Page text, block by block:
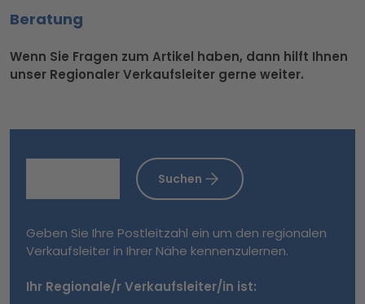
Beratung
Wenn Sie Fragen zum Artikel haben, dann hilft Ihnen
unser Regionaler Verkaufsleiter gerne weiter.
Suchen
Geben Sie Ihre Postleitzahl ein um den regionalen
Verkaufsleiter in Ihrer Nähe kennenzulernen.
Ihr Regionale/r Verkaufsleiter/in ist: